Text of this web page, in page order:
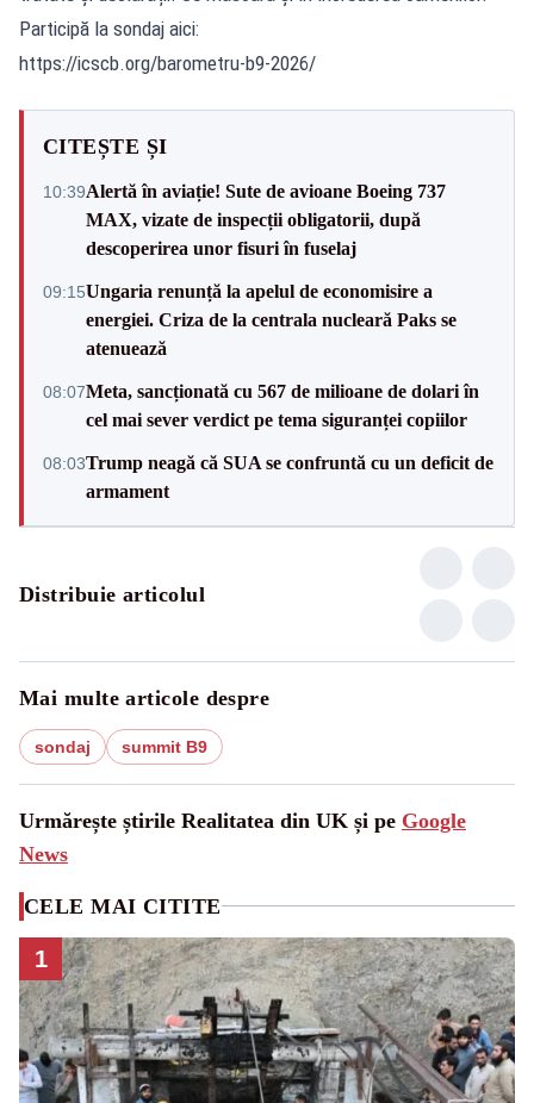
Participă la sondaj aici:
https://icscb.org/barometru-b9-2026/
CITEȘTE ȘI
10:39Alertă în aviație! Sute de avioane Boeing 737
MAX, vizate de inspecții obligatorii, după
descoperirea unor fisuri în fuselaj
09:15Ungaria renunță la apelul de economisire a
energiei. Criza de la centrala nucleară Paks se
atenuează
08:07Meta, sancționată cu 567 de milioane de dolari în
cel mai sever verdict pe tema siguranței copiilor
08:03Trump neagă că SUA se confruntă cu un deficit de
armament
Distribuie articolul
Mai multe articole despre
sondaj summit B9
Urmărește știrile Realitatea din UK și pe Google
News
CELE MAI CITITE
1